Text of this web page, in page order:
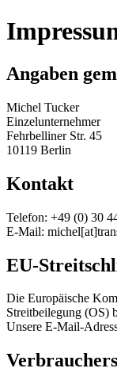
Angaben
Michel Tucker
Einzelunternehmer
Fehrbelliner Str. 45
10119 Berlin
Kontakt
Telefon: +49 (0) 30
E-Mail:
EU-
Die Europäische
Streitbeilegung (OS)
Unsere E-Mail-